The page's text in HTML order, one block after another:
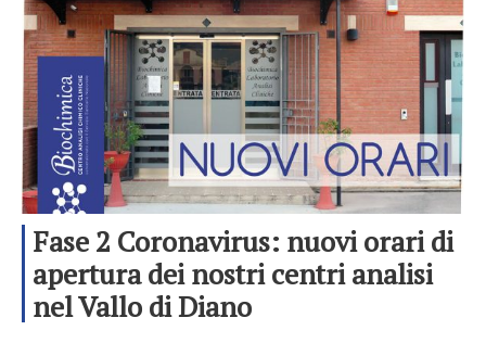
Fase 2 Coronavirus: nuovi orari di
apertura dei nostri centri analisi
nel Vallo di Diano